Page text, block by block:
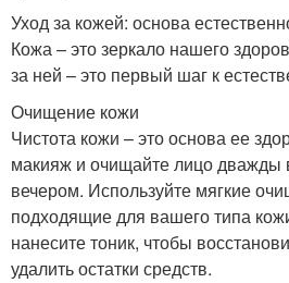
Уход за кожей: основа
Кожа – это зеркало нашего
за ней – это первый шаг к
Очищение кожи
Чистота кожи – это основа ее
макияж и очищайте лицо дважды
вечером. Используйте мягкие
подходящие для вашего типа
нанесите тоник, чтобы
удалить остатки средств.